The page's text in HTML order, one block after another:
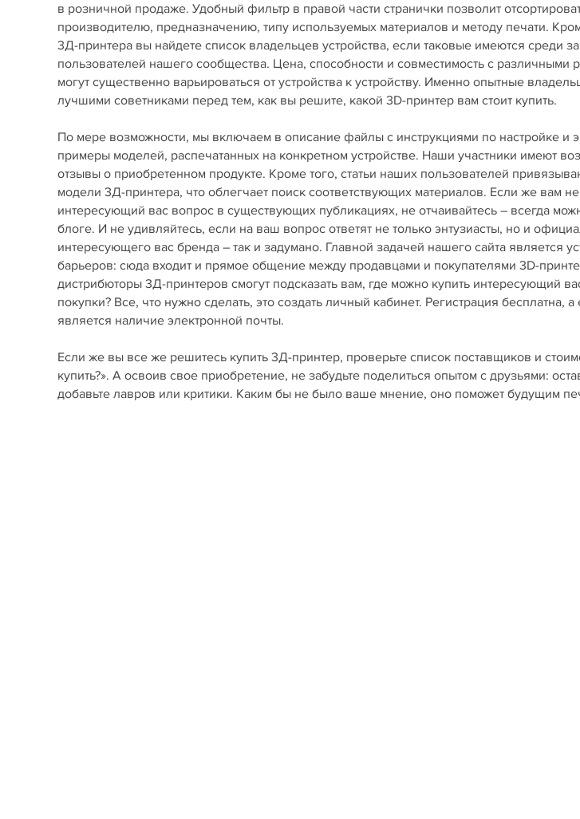
в розничной продаже. Удобный фильтр в правой части странички позволит
производителю, предназначению, типу используемых материалов и методу печати.
3Д-принтера вы найдете список владельцев устройства, если таковые имеются среди
пользователей нашего сообщества. Цена, способности и совместимость с различными
могут существенно варьироваться от устройства к устройству. Именно опытные
лучшими советниками перед тем, как вы решите, какой 3D-принтер вам стоит купить.
По мере возможности, мы включаем в описание файлы с инструкциями по настройке и
примеры моделей, распечатанных на конкретном устройстве. Наши участники имеют
отзывы о приобретенном продукте. Кроме того, статьи наших пользователей
модели 3Д-принтера, что облегчает поиск соответствующих материалов. Если же вам не
интересующий вас вопрос в существующих публикациях, не отчаивайтесь – всегда
блоге. И не удивляйтесь, если на ваш вопрос ответят не только энтузиасты, но и
интересующего вас бренда – так и задумано. Главной задачей нашего сайта является
барьеров: сюда входит и прямое общение между продавцами и покупателями 3D-
дистрибюторы 3Д-принтеров смогут подсказать вам, где можно купить интересующий
покупки? Все, что нужно сделать, это создать личный кабинет. Регистрация бесплатна,
является наличие электронной почты.
Если же вы все же решитесь купить 3Д-принтер, проверьте список поставщиков и
купить?». А освоив свое приобретение, не забудьте поделиться опытом с друзьями:
добавьте лавров или критики. Каким бы не было ваше мнение, оно поможет будущим